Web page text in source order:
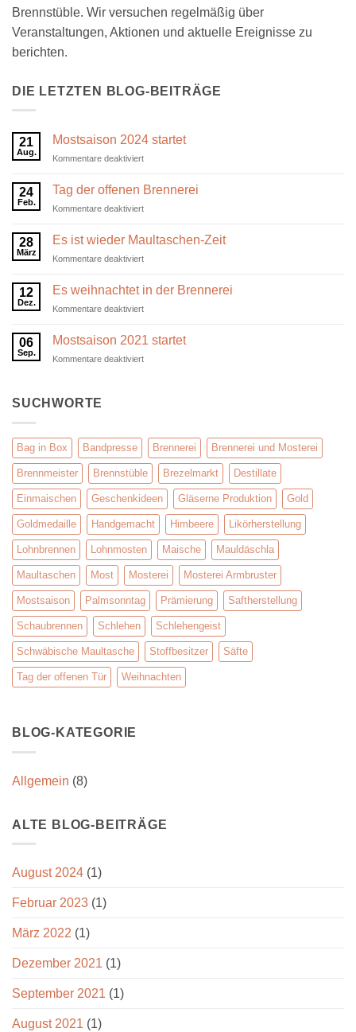
Brennstüble. Wir versuchen regelmäßig über
Veranstaltungen, Aktionen und aktuelle Ereignisse zu
berichten.
DIE LETZTEN BLOG-BEITRÄGE
21
Aug.
Mostsaison 2024 startet
Kommentare deaktiviertfür
2024
24
Feb.
Tag der offenen Brennerei
Kommentare deaktiviertfür
der
Brennerei
28
März
Es ist wieder Maultaschen-Zeit
Kommentare deaktiviertfür
ist
Maultaschen-
12
Dez.
Es weihnachtet in der Brennerei
Kommentare deaktiviertfür
weihnachtet
der
06
Sep.
Mostsaison 2021 startet
Kommentare deaktiviertfür
SUCHWORTE
Bag in Box Bandpresse Brennerei Brennerei und Mosterei
Brennmeister Brennstüble Brezelmarkt Destillate
Einmaischen Geschenkideen Gläserne Produktion Gold
Goldmedaille Handgemacht Himbeere Likörherstellung
Lohnbrennen Lohnmosten Maische Mauldäschla
Maultaschen Most Mosterei Mosterei Armbruster
Mostsaison Palmsonntag Prämierung Saftherstellung
Schaubrennen Schlehen Schlehengeist
Schwäbische Maultasche Stoffbesitzer Säfte
Tag der offenen Tür Weihnachten
BLOG-KATEGORIE
Allgemein (8)
ALTE BLOG-BEITRÄGE
August 2024 (1)
Februar 2023 (1)
März 2022 (1)
Dezember 2021 (1)
September 2021 (1)
August 2021 (1)